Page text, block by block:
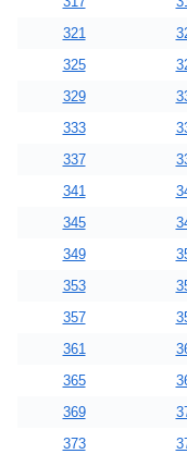
321
325
329
333
337
341
345
349
353
357
361
365
369
373